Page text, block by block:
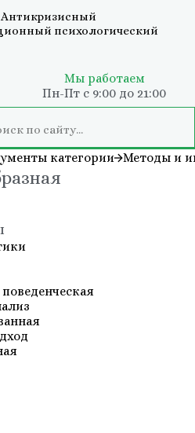
Антикризисный
психологический
Мы работаем
Пн-Пт с 9:00 до 21:00
категории Методы и